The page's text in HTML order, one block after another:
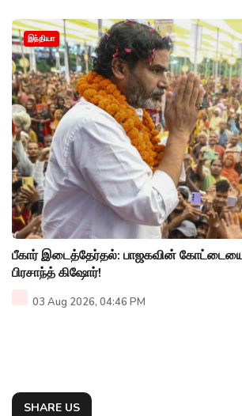
இந்தியா
பீகார் இடைத்தேர்தல்: பாஜகவின்
பிரசாந்த் கிஷோர்!
03 Aug 2026, 04:46 PM
SHARE US